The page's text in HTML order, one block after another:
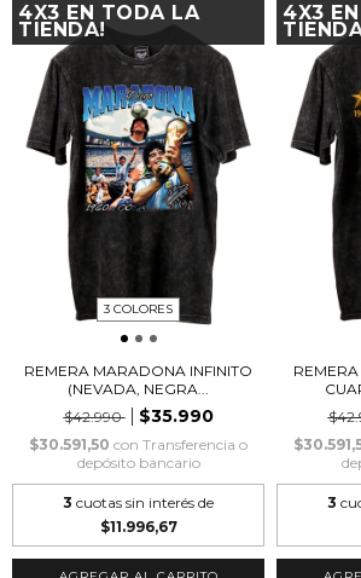
4X3 EN TODA LA
TIENDA!
3 COLORES
REMERA MARADONA INFINITO
(NEVADA, NEGRA...
$42.990
$35.990
$30.591,50 con Transferencia o
depósito bancario
3 cuotas sin interés de
$11.996,67
4X3
3